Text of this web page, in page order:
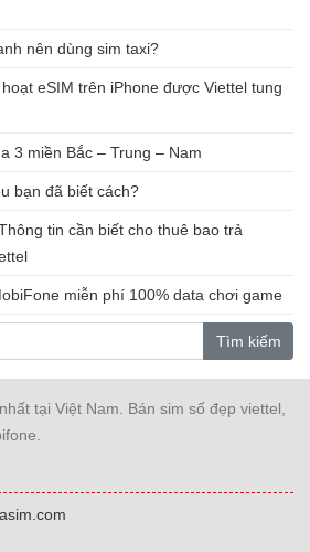
nên dùng sim taxi?
eSIM trên iPhone được Viettel tung
3 miền Bắc – Trung – Nam
bạn đã biết cách?
tin cần biết cho thuê bao trả
miễn phí 100% data chơi game
Tìm kiếm
tại Việt Nam. Bán sim số đẹp viettel,